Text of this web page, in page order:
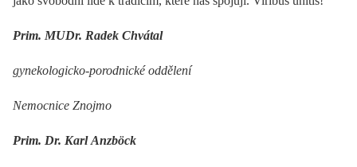
Prim. MUDr. Radek Chvátal
gynekologicko-porodnické oddělení
Nemocnice Znojmo
Prim. Dr. Karl Anzböck